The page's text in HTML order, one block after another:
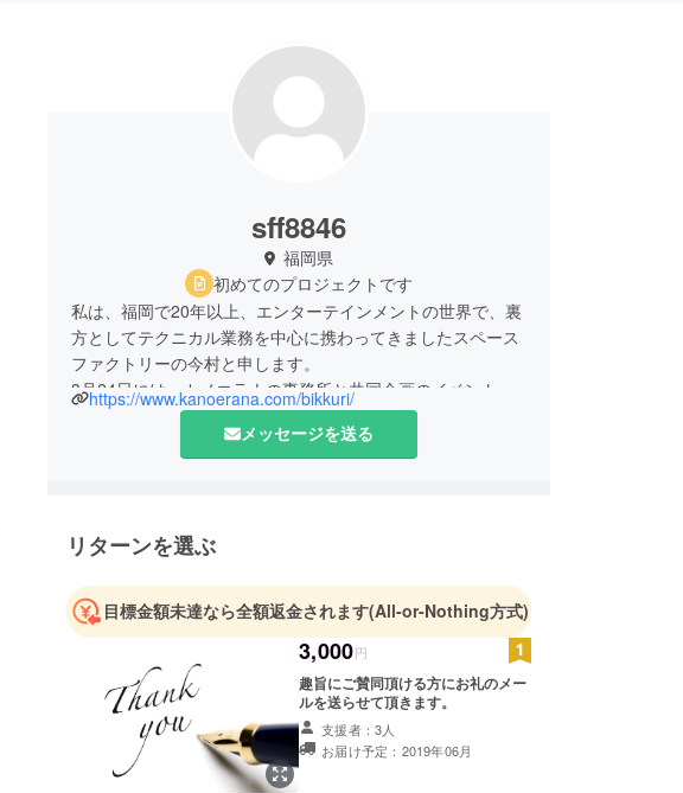
sff8846
福岡県
初めてのプロジェクトです
私は、福岡で20年以上、エンターテインメントの世界で、裏
方としてテクニカル業務を中心に携わってきましたスペース
ファクトリーの今村と申します。
3月24日には、カノエラナの事務所と共同企画のイベント
を、本人の地元の佐賀で立ち上げたりなどもしています。
（下記リンクを参照ください）
https://www.kanoerana.com/bikkuri/
メッセージを送る
リターンを選ぶ
目標金額未達なら全額返金されます(All-or-Nothing方式)
3,000円
趣旨にご賛同頂ける方にお礼のメー
ルを送らせて頂きます。
支援者：3人
お届け予定：2019年06月